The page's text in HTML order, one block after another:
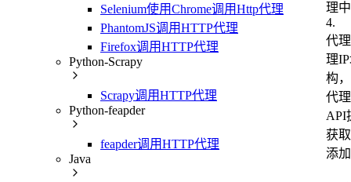
Selenium使用Chrome调用Http代理
PhantomJS调用HTTP代理
Firefox调用HTTP代理
Python-Scrapy
Scrapy调用HTTP代理
Python-feapder
feapder调用HTTP代理
Java
理
4.
代
理
构
代
API
获
添